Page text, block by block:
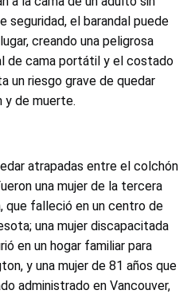
seguridad, el barandal puede
creando una peligrosa
de cama portátil y el costado
un riesgo grave de quedar
y de muerte.
atrapadas entre el colchón
una mujer de la tercera
que falleció en un centro de
una mujer discapacitada
en un hogar familiar para
y una mujer de 81 años que
administrado en Vancouver,